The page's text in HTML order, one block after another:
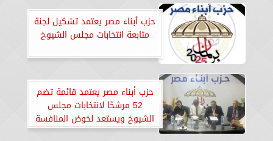
حزب أبناء مصر يعتمد تشكيل لجنة
متابعة انتخابات مجلس الشيوخ
حزب أبناء مصر يعتمد قائمة تضم
52 مرشحًا لانتخابات مجلس
الشيوخ ويستعد لخوض المنافسة
في 14 محافظة